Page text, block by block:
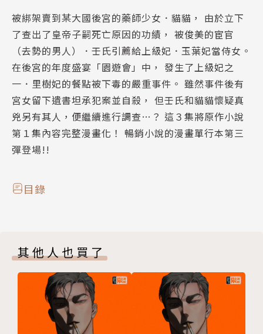
被綁架賣到某大國後宮的藥師少女．貓貓， 由於立下
了查出了皇帝子嗣死亡原因的功績， 被俊美的宦官
（去勢的男人）．壬氏引薦給上級妃．玉葉妃當侍女。
在後宮的年度盛宴「園遊會」中， 發生了上級妃之
一．里樹妃的餐點被下毒的嚴重事件。 雖然事件後有
宮女留下遺書坦承犯案並自殺， 但壬氏和貓貓懷疑真
兇另有其人，便繼續進行調查…？ 這３集將原作小說
第１集內容完整漫畫化！ 暢銷小說的漫畫單行本第三
彈登場!!
目錄
其他人也買了